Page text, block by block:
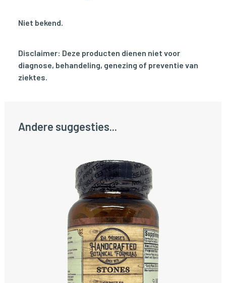
Niet bekend.
Disclaimer: Deze producten dienen niet voor
diagnose, behandeling, genezing of preventie van
ziektes.
Andere suggesties...